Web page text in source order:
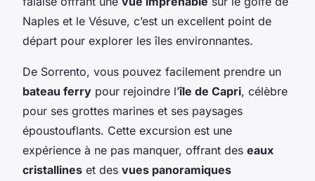
Naples et le Vésuve, c’est un excellent point de
départ pour explorer les îles environnantes.
De Sorrento, vous pouvez facilement prendre un
bateau ferry pour rejoindre l’île de Capri, célèbre
pour ses grottes marines et ses paysages
époustouflants. Cette excursion est une
expérience à ne pas manquer, offrant des eaux
cristallines et des vues panoramiques